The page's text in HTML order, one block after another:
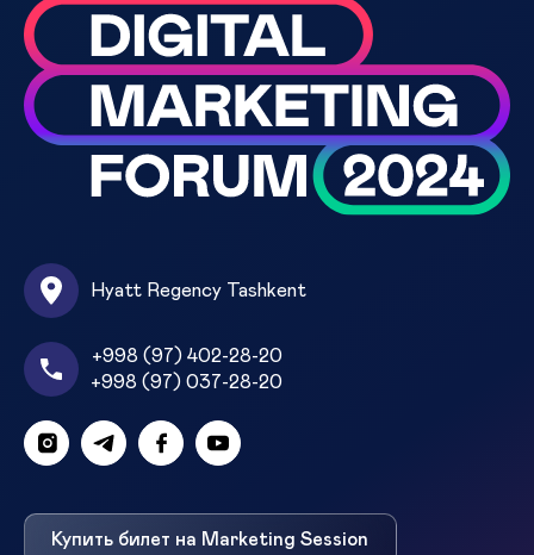
Hyatt Regency Tashkent
+998 (97) 402-28-20
+998 (97) 037-28-20
Купить билет на Marketing Session